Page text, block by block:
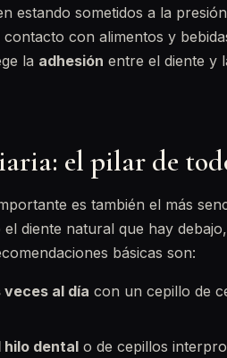
estando sometidos a la
con alimentos y
la adhesión entre el diente y
el pilar de
es también el más
diente natural que hay
básicas son:
veces al día con un cepillo de
hilo dental o de cepillos